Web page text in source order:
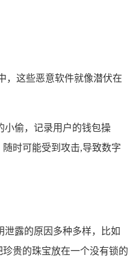
，这些恶意软件就像潜伏在
小偷，记录用户的钱包操
时可能受到攻击,导致数字
露的原因多种多样，比如
贵的珠宝放在一个没有锁的